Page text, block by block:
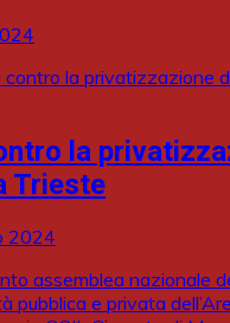
la
Trieste
2024